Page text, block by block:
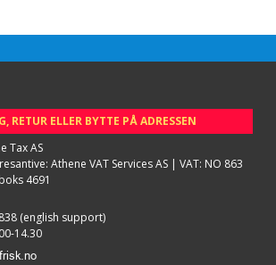
RETUR ELLER BYTTE PÅ ADRESSEN
Tax AS
Athene VAT Services AS | VAT: NO 863
4691
(english support)
14.30